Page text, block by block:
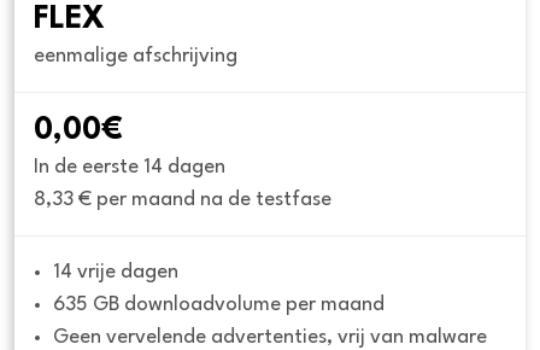
FLEX
eenmalige afschrijving
0,00€
In de eerste 14 dagen
8,33 € per maand na de testfase
14 vrije dagen
635 GB downloadvolume per maand
Geen vervelende advertenties, vrij van malware